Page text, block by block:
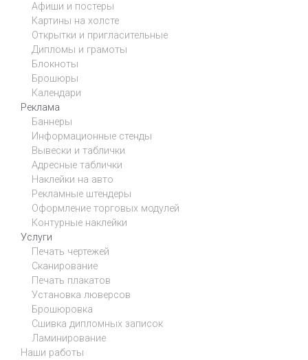
Афиши и постеры
Картины на холсте
Открытки и пригласительные
Дипломы и грамоты
Блокноты
Брошюры
Календари
Реклама
Баннеры
Информационные стенды
Вывески и таблички
Адресные таблички
Наклейки на авто
Рекламные штендеры
Оформление торговых модулей
Контурные наклейки
Услуги
Печать чертежей
Сканирование
Печать плакатов
Установка люверсов
Брошюровка
Сшивка дипломных записок
Ламинирование
Наши работы